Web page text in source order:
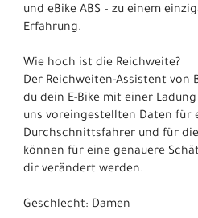
und eBike ABS – zu einem
Erfahrung.
Wie hoch ist die Reichweite?
Der Reichweiten-Assistent von
du dein E-Bike mit einer
uns voreingestellten Daten für
Durchschnittsfahrer und für
können für eine genauere
dir verändert werden.
Geschlecht: Damen